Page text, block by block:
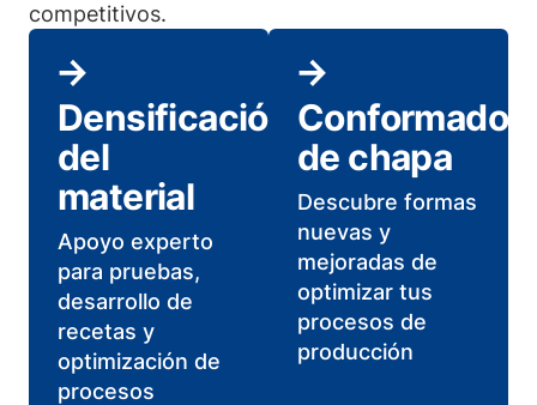
competitivos.
Densificación
del
material
Apoyo experto
para pruebas,
desarrollo de
recetas y
optimización de
procesos
Conformado
de chapa
Descubre formas
nuevas y
mejoradas de
optimizar tus
procesos de
producción